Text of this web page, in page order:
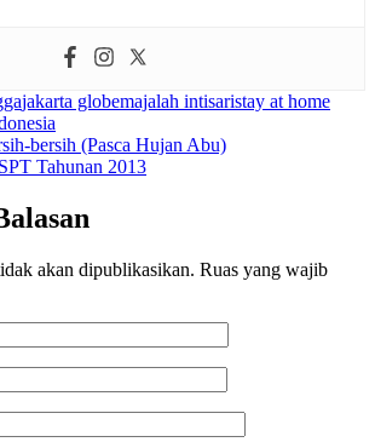
jakarta globemajalah intisaristay at home
bersih (Pasca Hujan Abu)
Tahunan 2013
akan dipublikasikan. Ruas yang wajib